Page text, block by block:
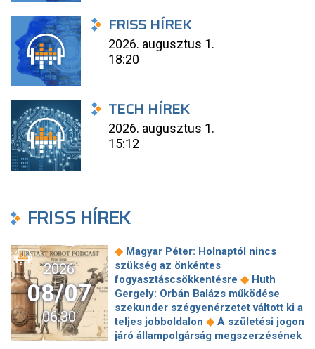
FRISS HÍREK
2026. augusztus 1.
18:20
TECH HÍREK
2026. augusztus 1.
15:12
FRISS HÍREK
2026
08/07
06:30
◆ Magyar Péter: Holnaptól nincs
szükség az önkéntes
fogyasztáscsökkentésre ◆ Huth
Gergely: Orbán Balázs működése
szekunder szégyenérzetet váltott ki a
teljes jobboldalon ◆ A születési jogon
járó állampolgárság megszerzésének